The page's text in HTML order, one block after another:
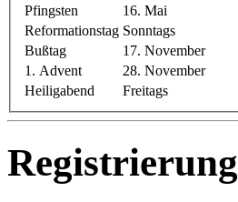
Pfingsten
16. Mai
Reformationstag Sonntags
Bußtag
17. November
1. Advent
28. November
Heiligabend
Freitags
Registrierung